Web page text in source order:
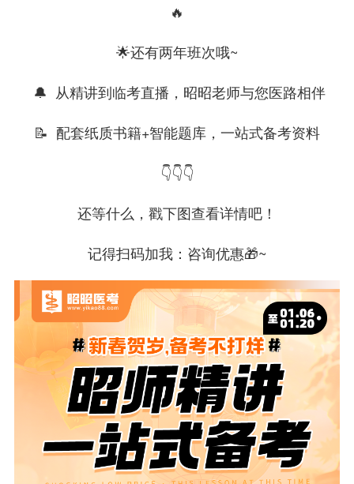
🔥
🌟还有两年班次哦~
🔔 从精讲到临考直播，昭昭老师与您医路相伴
📝 配套纸质书籍+智能题库，一站式备考资料
👇👇👇
还等什么，戳下图查看详情吧！
记得扫码加我：咨询优惠🎁~